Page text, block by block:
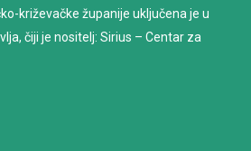
križevačke županije uključena je u
čiji je nositelj: Sirius – Centar za